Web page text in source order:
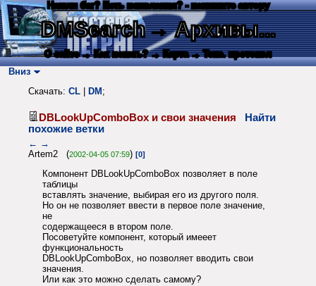
Нашли баг? Есть пожелания? - напишите автору
DMSearch→ Архивы...
О сайте → Как искать? → Карта → Текс. протокол
Вниз
Скачать: CL DM ;
DBLookUpComboBox и свои значения
Найти
похожие ветки
← →
Artem2 (2002-04-05 07:59) [0]
Компонент DBLookUpComboBox позволяет в поле
таблицы
вставлять значение, выбирая его из другого поля.
Но он не позволяет ввести в первое поле значение,
не
содержащееся в втором поле.
Посоветуйте компонент, который имееет
функциональность
DBLookUpComboBox, но позволяет вводить свои
значения.
Или как это можно сделать самому?